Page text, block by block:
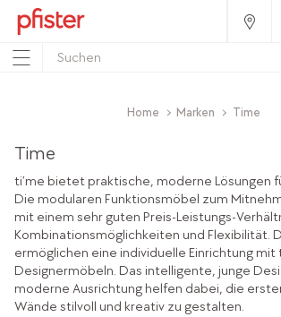
Home Marken Time
Time
ti’me bietet praktische, moderne Lösungen
Die modularen Funktionsmöbel zum
mit einem sehr guten Preis-Leistungs-
Kombinationsmöglichkeiten und Flexibilität.
ermöglichen eine individuelle Einrichtung mit
Designermöbeln. Das intelligente, junge
moderne Ausrichtung helfen dabei, die
Wände stilvoll und kreativ zu gestalten.